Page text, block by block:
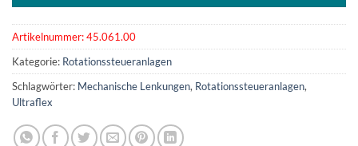
Artikelnummer:45.061.00
Kategorie: Rotationssteueranlagen
Schlagwörter: Mechanische Lenkungen, Rotationssteueranlagen,
Ultraflex